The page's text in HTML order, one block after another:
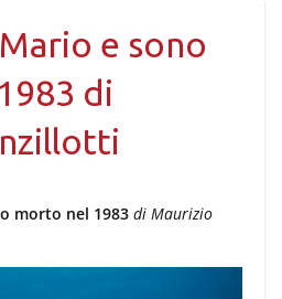
e sono
di
morto nel 1983 di Maurizio